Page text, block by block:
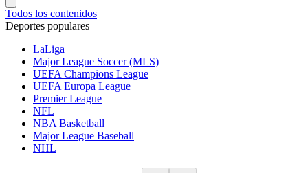
Todos los contenidos
Deportes populares
LaLiga
Major League Soccer (MLS)
UEFA Champions League
UEFA Europa League
Premier League
NFL
NBA Basketball
Major League Baseball
NHL